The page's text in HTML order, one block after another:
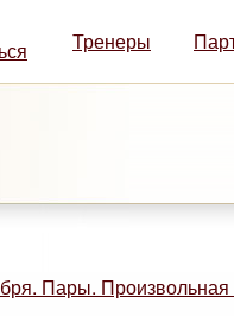
Тренеры
Пары. Произвольная